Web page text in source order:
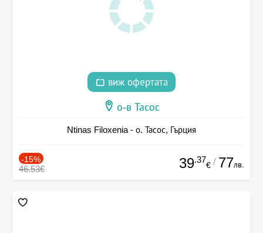
виж офертата
о-в Тасос
Ntinas Filoxenia - о. Тасос, Гърция
-15%
46.53€ 39.37
€ / 77лв.